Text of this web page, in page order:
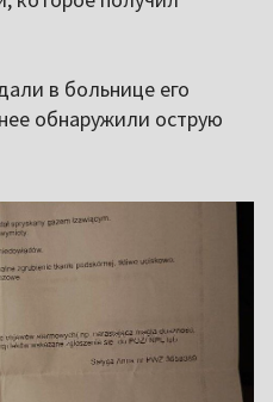
в больнице его
обнаружили острую